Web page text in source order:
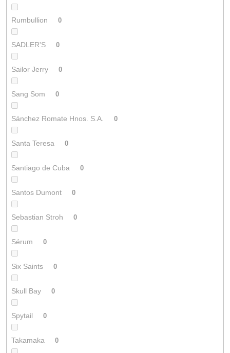
Rumbullion 0
SADLER'S 0
Sailor Jerry 0
Sang Som 0
Sánchez Romate Hnos. S.A. 0
Santa Teresa 0
Santiago de Cuba 0
Santos Dumont 0
Sebastian Stroh 0
Sérum 0
Six Saints 0
Skull Bay 0
Spytail 0
Takamaka 0